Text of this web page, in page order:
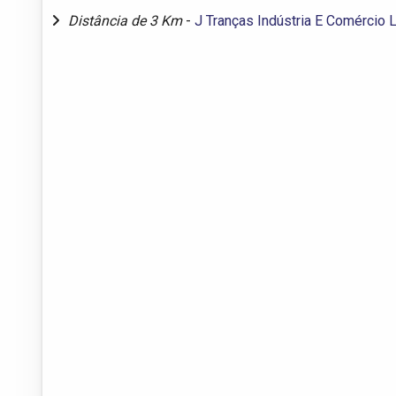
Distância de 3 Km - J Tranças Indústria E Comércio